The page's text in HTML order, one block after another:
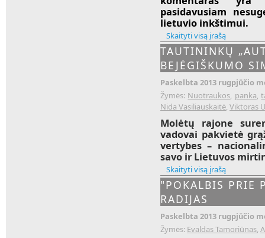
pasidavusiam
lietuvio inkštimui.
Skaityti visą įrašą
TAUTININKŲ
BEJĖGIŠKUMO
Paskelbta 2013 rugpjūčio
Žymės: Nuotraukos, panka,
Nida Vasiliauskaitė, Viktoras
Molėtų rajone
vadovai pakvietė
vertybes –
savo ir Lietuvos
Skaityti visą įrašą
"POKALBIS PRIE
RADIJAS
Paskelbta 2013 rugpjūčio
Žymės: Evaldas Tamoriūnas,